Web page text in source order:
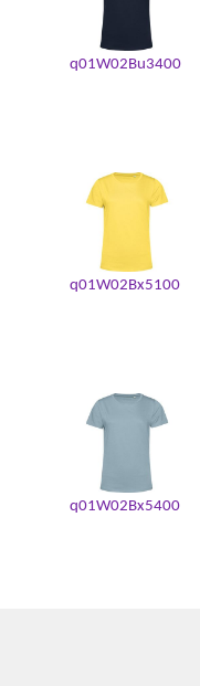
q01W02Bu3400
q01W02Bx5100
q01W02Bx5400